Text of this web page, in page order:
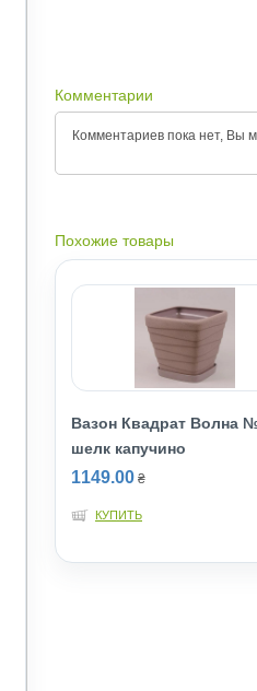
Комментарии
Комментариев пока нет, Вы
Похожие товары
Вазон Квадрат Волна
шелк капучино
1149.00 ₴
КУПИТЬ